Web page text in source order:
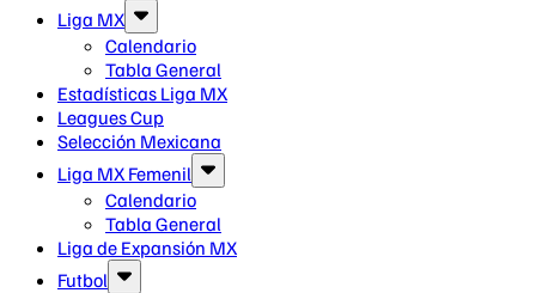
Liga MX
Calendario
Tabla General
Estadísticas Liga MX
Leagues Cup
Selección Mexicana
Liga MX Femenil
Calendario
Tabla General
Liga de Expansión MX
Futbol